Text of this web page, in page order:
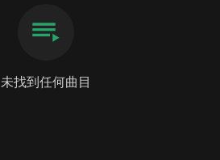
未找到任何曲目